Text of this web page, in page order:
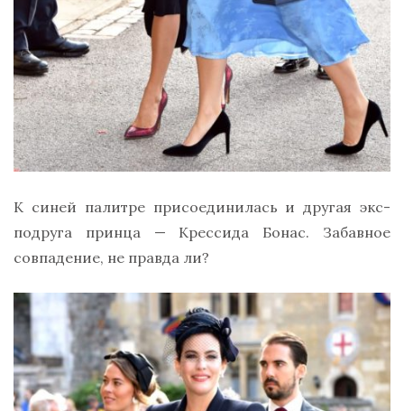
К синей палитре присоединилась и другая экс-
подруга принца — Крессида Бонас. Забавное
совпадение, не правда ли?